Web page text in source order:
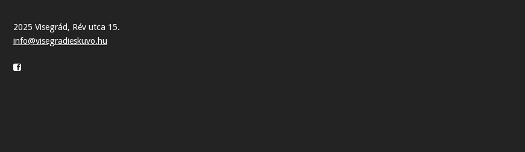
2025 Visegrád, Rév utca 15.
info@visegradieskuvo.hu